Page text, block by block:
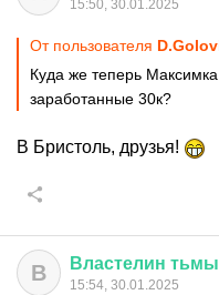
15:50, 30.01.2025
От пользователя
Куда же теперь
заработанные 30к?
В Бристоль, друзья!
В Властелин тьмы
15:54, 30.01.2025